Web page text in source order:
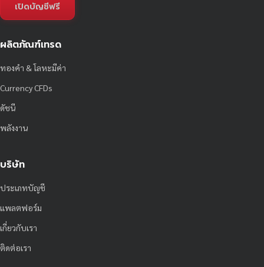
เปิดบัญชีฟรี
ผลิตภัณฑ์เทรด
ทองคำ & โลหะมีค่า
Currency CFDs
ดัชนี
พลังงาน
บริษัท
ประเภทบัญชี
แพลตฟอร์ม
เกี่ยวกับเรา
ติดต่อเรา